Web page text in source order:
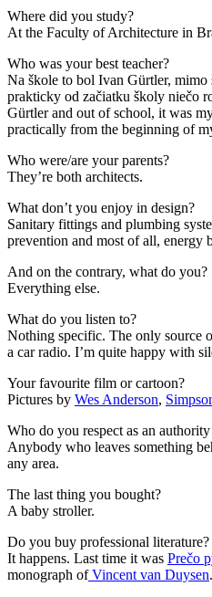
Where did you study?
At the Faculty of Architecture in
Who was your best teacher?
Na škole to bol Ivan Gürtler,
prakticky od začiatku školy niečo
Gürtler and out of school, it was
practically from the beginning of
Who were/are your parents?
They’re both architects.
What don’t you enjoy in design?
Sanitary fittings and plumbing
prevention and most of all, energy
And on the contrary, what do you?
Everything else.
What do you listen to?
Nothing specific. The only source
a car radio. I’m quite happy with
Your favourite film or cartoon?
Pictures by Wes Anderson,
Who do you respect as an
Anybody who leaves something
any area.
The last thing you bought?
A baby stroller.
Do you buy professional
It happens. Last time it was Prečo
monograph ofVincent van Duysen.